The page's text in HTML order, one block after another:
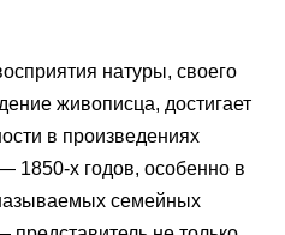
натуры, своего
живописца, достигает
в произведениях
1850-х годов, особенно в
семейных